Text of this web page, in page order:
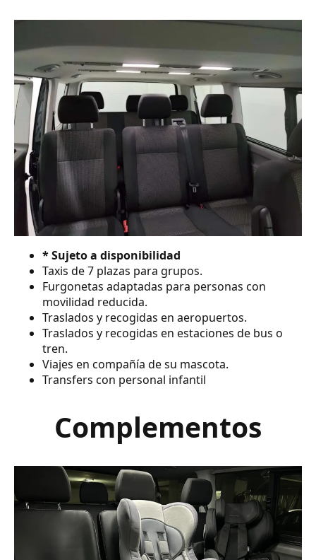
* Sujeto a disponibilidad
Taxis de 7 plazas para grupos.
Furgonetas adaptadas para personas con
movilidad reducida.
Traslados y recogidas en aeropuertos.
Traslados y recogidas en estaciones de bus o
tren.
Viajes en compañía de su mascota.
Transfers con personal infantil
Complementos